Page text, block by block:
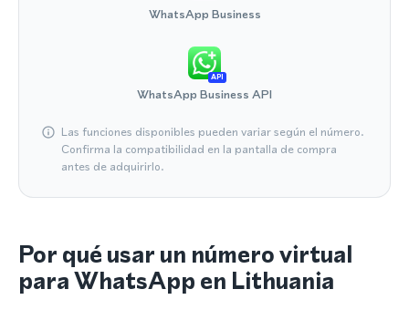
WhatsApp Business
API
WhatsApp Business API
Las funciones disponibles pueden variar según el número.
Confirma la compatibilidad en la pantalla de compra
antes de adquirirlo.
Por qué usar un número virtual
para WhatsApp en Lithuania